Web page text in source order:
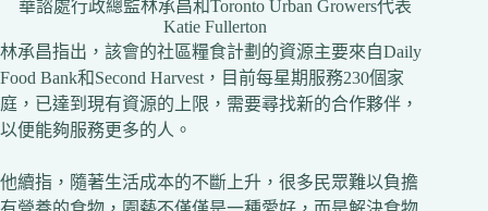
華諮處行政總監林承昌和Toronto Urban Growers代表
Katie Fullerton
林承昌指出，該會的社區糧食計劃的資源主要來自Daily
Food Bank和Second Harvest，目前每星期服務230個家
庭，已達到現有資源的上限，需要尋找新的合作夥伴，
以便能夠服務更多的人。
他續指，隨著生活成本的不斷上升，很多民眾難以負擔